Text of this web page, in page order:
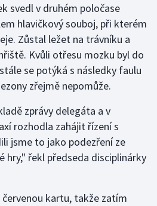
svedl v druhém poločase
hlavičkový souboj, při kterém
Zůstal ležet na trávníku a
Kvůli otřesu mozku byl do
se potýká s následky faulu
zřejmě nepomůže.
zprávy delegáta a v
rozhodla zahájit řízení s
jsme to jako podezření ze
hry," řekl předseda disciplinárky
kartu, takže zatím